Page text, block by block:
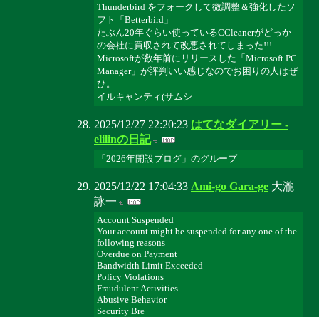
Thunderbird をフォークして微調整＆強化したソ
フト「Betterbird」
たぶん20年ぐらい使っているCCleanerがどっか
の会社に買収されて改悪されてしまった!!!
Microsoftが数年前にリリースした「Microsoft PC
Manager」が評判いい感じなのでお困りの人はぜ
ひ。
イルキャンティ(サムシ
2025/12/27 22:20:23 はてなダイアリー -
elilinの日記
「2026年開設ブログ」のグループ
2025/12/22 17:04:33 Ami-go Gara-ge 大瀧
詠一
Account Suspended
Your account might be suspended for any one of the
following reasons
Overdue on Payment
Bandwidth Limit Exceeded
Policy Violations
Fraudulent Activities
Abusive Behavior
Security Bre